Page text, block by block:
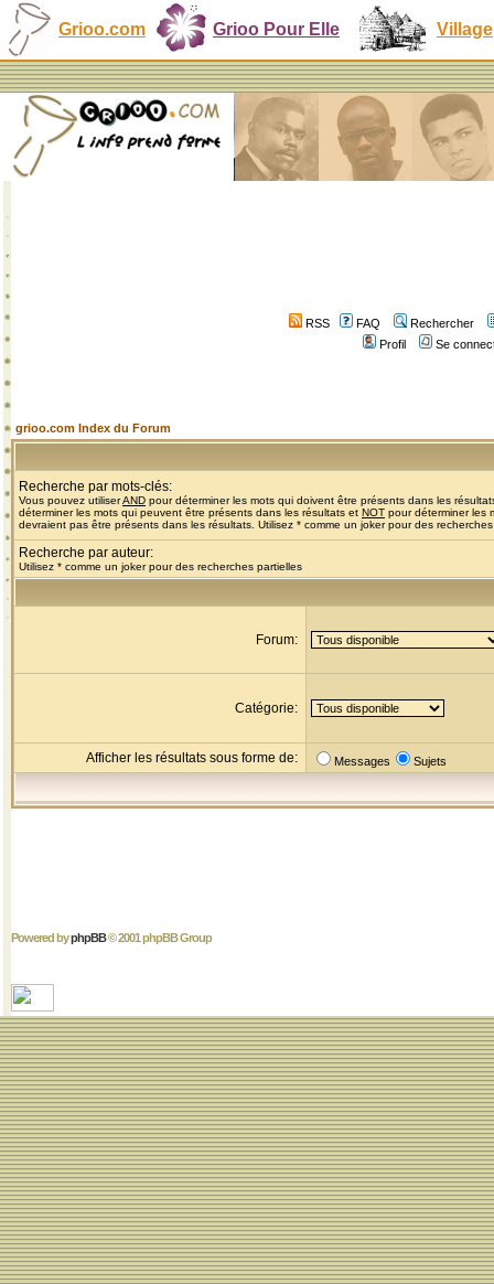
Grioo.com Grioo Pour Elle Village
RSS FAQ
Rechercher
Profil
Se
grioo.com Index du Forum
Recherche par mots-clés:
Vous pouvez utiliserAND pour déterminer les mots qui doivent être présents dans les
déterminer les mots qui peuvent être présents dans les résultats et NOT pour déterminer les
devraient pas être présents dans les résultats. Utilisez * comme un joker pour des
Recherche par auteur:
Utilisez * comme un joker pour des recherches partielles
Forum:
Catégorie:
Afficher les résultats sous forme de: Messages Sujets
Powered byphpBB© 2001 phpBB Group